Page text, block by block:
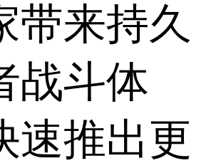
带来持久
战斗体
速推出更